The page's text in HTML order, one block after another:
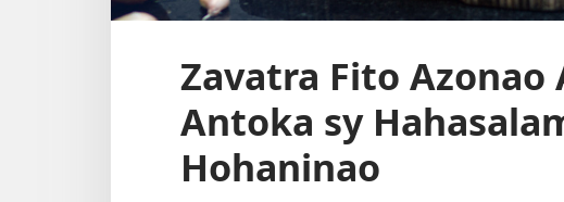
Zavatra Fito Azonao
Antoka sy
Hohaninao